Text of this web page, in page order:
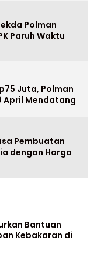
Polman
Paruh Waktu
Juta, Polman
April Mendatang
Pembuatan
dengan Harga
Bantuan
Kebakaran di